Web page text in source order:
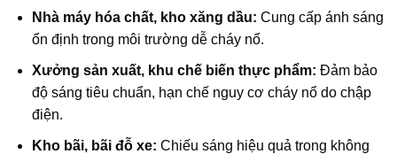
Nhà máy hóa chất, kho xăng dầu: Cung cấp ánh sáng
ổn định trong môi trường dễ cháy nổ.
Xưởng sản xuất, khu chế biến thực phẩm: Đảm bảo
độ sáng tiêu chuẩn, hạn chế nguy cơ cháy nổ do chập
điện.
Kho bãi, bãi đỗ xe: Chiếu sáng hiệu quả trong không